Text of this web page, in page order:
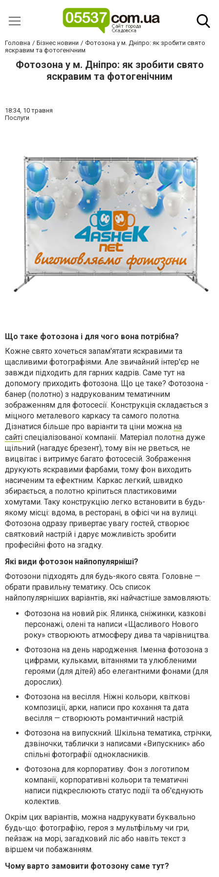
Головна Бізнес новини
Фотозона у м. Дніпро: як зробити свято
яскравим та фотогенічним
Фотозона у м. Дніпро: як зробити свято
яскравим та фотогенічним
18:34, 10 травня
Послуги
Що таке фотозона і для чого вона потрібна?
Кожне свято хочеться запам'ятати яскравими та
щасливими фотографіями. Але звичайний інтер'єр не
завжди підходить для гарних кадрів. Саме тут на
допомогу приходить фотозона. Що це таке? Фотозона -
банер (полотно) з надрукованим тематичним
зображенням для фотосесії. Конструкція складається з
міцного металевого каркасу та самого полотна.
Дізнатися більше про варіанти та ціни можна на
сайті спеціалізованої компанії. Матеріал полотна дуже
щільний (нагадує брезент), тому він не рветься, не
вицвітає і витримує багато фотосесій. Зображення
друкують яскравими фарбами, тому фон виходить
насиченим та ефектним. Каркас легкий, швидко
збирається, а полотно кріпиться пластиковими
хомутами. Таку конструкцію легко встановити в будь-
якому місці: вдома, в ресторані, в офісі чи на вулиці.
Фотозона одразу привертає увагу гостей, створює
святковий настрій і дарує можливість зробити
професійні фото на згадку.
Які види фотозон найпопулярніші?
Фотозони підходять для будь-якого свята. Головне —
обрати правильну тематику. Ось список
найпопулярніших варіантів, які найчастіше замовляють:
Фотозона на новий рік. Ялинка, сніжинки, казкові
персонажі, олені та написи «Щасливого Нового
року» створюють атмосферу дива та чарівництва.
Фотозона на день народження. Іменна фотозона з
цифрами, кульками, вітаннями та улюбленими
героями (для дітей) або елегантними фонами (для
дорослих).
Фотозона на весілля. Ніжні кольори, квіткові
композиції, арки, написи про кохання та дата
весілля — створюють романтичний настрій.
Фотозона на випускний. Шкільна тематика, стрічки,
дзвіночки, таблички з написами «Випускник» або
спільні фотографії однокласників.
Фотозона для корпоративу. Фон з логотипом
компанії, корпоративні кольори та тематичні
написи підкреслюють статус події та об'єднують
колектив.
Окрім цих варіантів, можна надрукувати буквально
будь-що: фотографію, героя з мультфільму чи гри,
пейзаж на морі, загадковий ліс або навіть текст з
віршем чи побажанням.
Чому варто замовити фотозону саме тут?